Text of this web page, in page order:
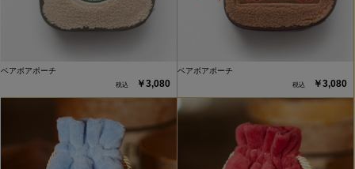
ベアボアポーチ
￥3,080
ベアボアポーチ
￥3,080